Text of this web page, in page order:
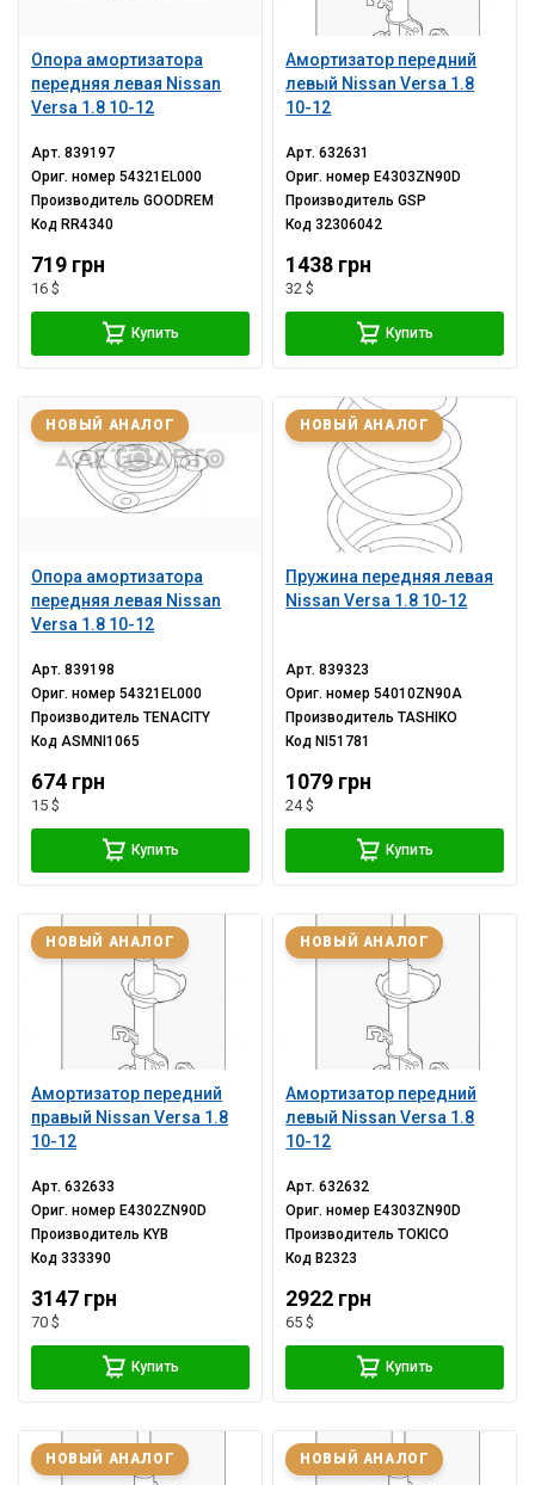
Опора амортизатора
передняя левая Nissan
Versa 1.8 10-12
Арт.839197
Ориг. номер54321EL000
ПроизводительGOODREM
Код RR4340
719 грн
16 $
Купить
Амортизатор передний
левый Nissan Versa 1.8
10-12
Арт.632631
Ориг. номер E4303ZN90D
ПроизводительGSP
Код32306042
1438 грн
32 $
Купить
Опора амортизатора
передняя левая Nissan
Versa 1.8 10-12
НОВЫЙ АНАЛОГ
Арт.839198
Ориг. номер54321EL000
ПроизводительTENACITY
КодASMNI1065
674 грн
15 $
Купить
Пружина передняя левая
Nissan Versa 1.8 10-12
НОВЫЙ АНАЛОГ
Арт.839323
Ориг. номер54010ZN90A
ПроизводительTASHIKO
Код NI51781
1079 грн
24 $
Купить
Амортизатор передний
правый Nissan Versa 1.8
10-12
НОВЫЙ АНАЛОГ
Арт.632633
Ориг. номер E4302ZN90D
Производитель KYB
Код333390
3147 грн
70 $
Купить
Амортизатор передний
левый Nissan Versa 1.8
10-12
НОВЫЙ АНАЛОГ
Арт.632632
Ориг. номер E4303ZN90D
ПроизводительTOKICO
Код B2323
2922 грн
65 $
Купить
НОВЫЙ АНАЛОГ НОВЫЙ АНАЛОГ